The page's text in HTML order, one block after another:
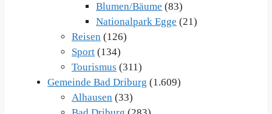
Blumen/Bäume (83)
Nationalpark Egge (21)
Reisen (126)
Sport (134)
Tourismus (311)
Gemeinde Bad Driburg (1.609)
Alhausen (33)